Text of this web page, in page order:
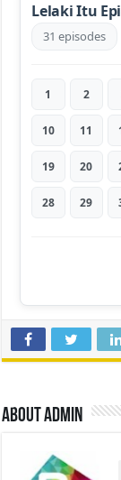
Lelaki Itu
31 episodes
1 2
10 11
19 20
28 29
About admin